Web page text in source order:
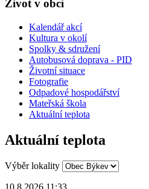
Život v obci
Kalendář akcí
Kultura v okolí
Spolky & sdružení
Autobusová doprava - PID
Životní situace
Fotografie
Odpadové hospodářství
Mateřská škola
Aktuální teplota
Aktuální teplota
Výběr lokality
10.8.2026 11:33